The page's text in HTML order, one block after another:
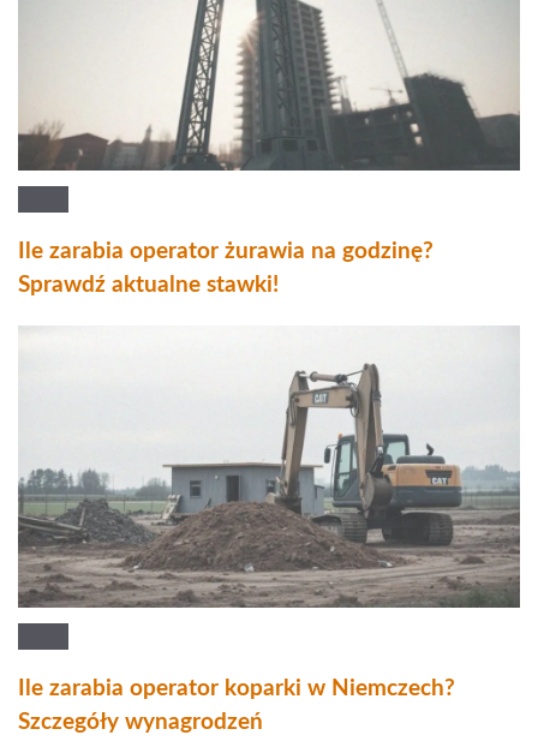
Ile zarabia operator żurawia na godzinę?
Sprawdź aktualne stawki!
Ile zarabia operator koparki w Niemczech?
Szczegóły wynagrodzeń